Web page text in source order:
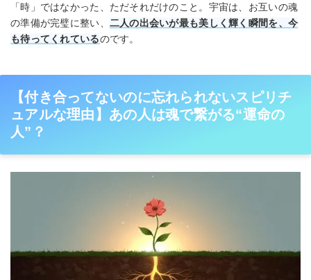
「時」ではなかった、ただそれだけのこと。宇宙は、お互いの魂
の準備が完璧に整い、 二人の出会いが最も美しく輝く瞬間を、今
も待ってくれているのです。
【付き合ってないのに忘れられないスピリチ
ュアルな理由】あの人は魂で繋がる“運命の
人”？